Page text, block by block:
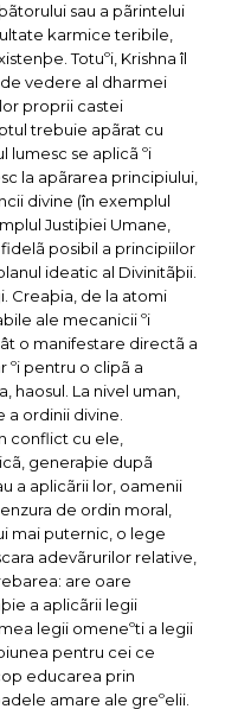
sau a pãrintelui
karmice teribile,
Totuºi, Krishna îl
vedere al dharmei
proprii castei
trebuie apãrat cu
lumesc se aplicã ºi
la apãrarea principiului,
divine (în exemplul
Justiþiei Umane,
posibil a principiilor
ideatic al Divinitãþii.
Creaþia, de la atomi
ale mecanicii ºi
o manifestare directã a
ºi pentru o clipã a
haosul. La nivel uman,
ordinii divine.
conflict cu ele,
generaþie dupã
a aplicãrii lor, oamenii
de ordin moral,
mai puternic, o lege
adevãrurilor relative,
are oare
a aplicãrii legii
legii omeneºti a legii
pentru cei ce
educarea prin
amare ale greºelii.